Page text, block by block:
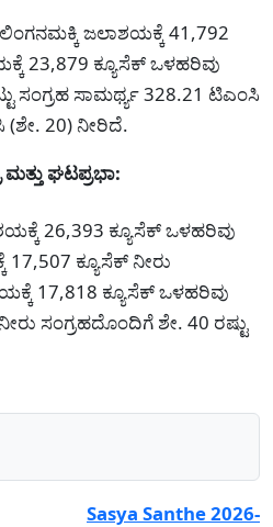
ಜಲಾಶಯಕ್ಕೆ 41,792
23,879 ಕ್ಯೂಸೆಕ್ ಒಳಹರಿವು
ಸಾಮರ್ಥ್ಯ 328.21 ಟಿಎಂಸಿ
(ಶೇ. 20) ನೀರಿದೆ.
ಘಟಪ್ರಭಾ:
26,393 ಕ್ಯೂಸೆಕ್ ಒಳಹರಿವು
17,507 ಕ್ಯೂಸೆಕ್ ನೀರು
17,818 ಕ್ಯೂಸೆಕ್ ಒಳಹರಿವು
ಸಂಗ್ರಹದೊಂದಿಗೆ ಶೇ. 40 ರಷ್ಟು
Sasya Santhe 2026-